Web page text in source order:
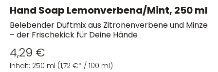
Hand Soap Lemonverbena/Mint, 250 ml
Belebender Duftmix aus Zitronenverbene und Minze
– der Frischekick für Deine Hände
4,29 €
Inhalt: 250 ml (1,72 €* / 100 ml)